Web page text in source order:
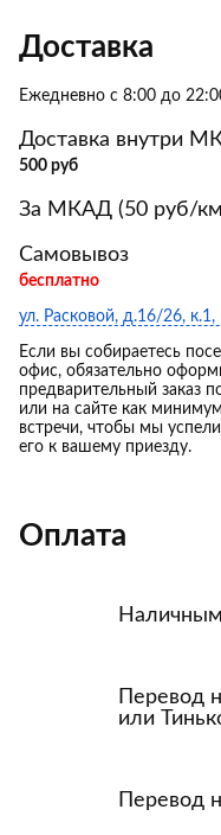
Доставка
Ежедневно с 8:00 до
Доставка внутри
500 руб
За МКАД (50 руб/
Самовывоз
бесплатно
ул. Расковой, д.16/26, к.1,
Если вы собираетесь
офис, обязательно
предварительный заказ
или на сайте как
встречи, чтобы мы
его к вашему приезду.
Оплата
Перевод
или
Перевод